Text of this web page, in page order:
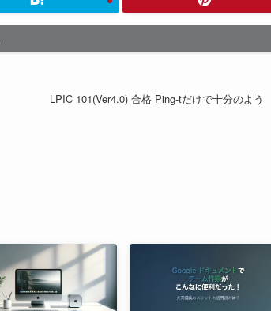
LPIC 101(Ver4.0) 合格 Ping-tだけで十分のよう